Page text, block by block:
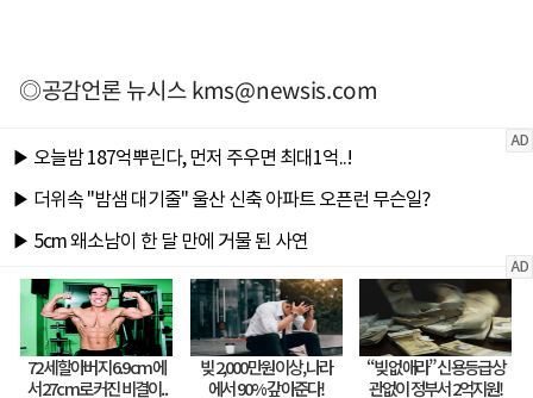
◎공감언론 뉴시스kms@newsis.com